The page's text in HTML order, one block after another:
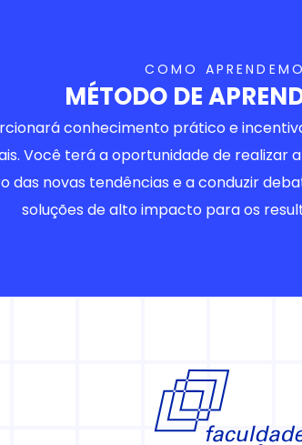
COMO
MÉTODO DE
conhecimento prático e
Você terá a oportunidade de realizar
das novas tendências e a conduzir
soluções de alto impacto para os